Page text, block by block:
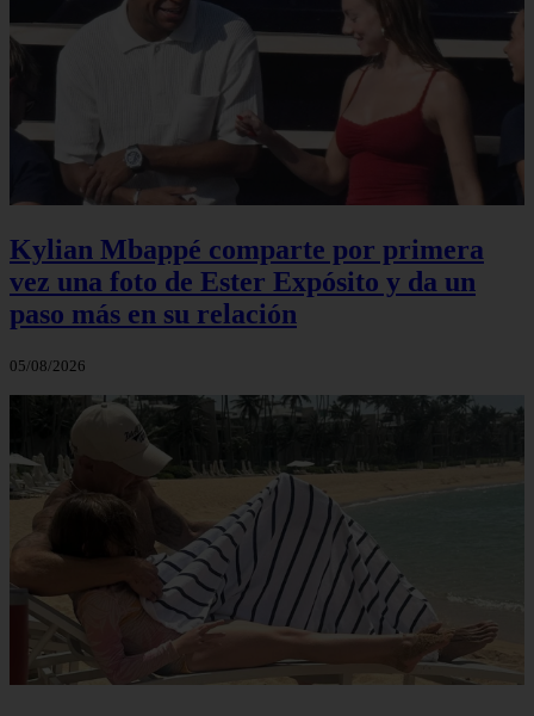
Kylian Mbappé comparte por primera
vez una foto de Ester Expósito y da un
paso más en su relación
05/08/2026